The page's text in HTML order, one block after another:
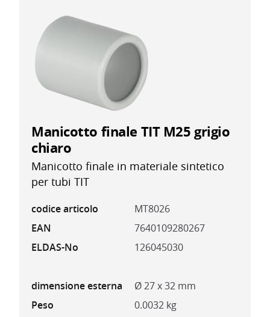
Manicotto finale TIT M25 grigio
chiaro
Manicotto finale in materiale sintetico
per tubi TIT
codice articolo
MT8026
EAN
7640109280267
ELDAS-No
126045030
dimensione esterna
Ø 27 x 32 mm
Peso
0.0032 kg